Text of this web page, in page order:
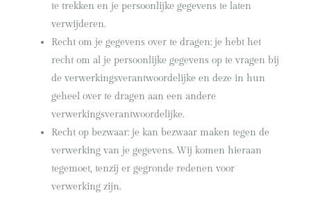
te trekken en je persoonlijke gegevens te laten
verwijderen.
Recht om je gegevens over te dragen: je hebt het
recht om al je persoonlijke gegevens op te vragen bij
de verwerkingsverantwoordelijke en deze in hun
geheel over te dragen aan een andere
verwerkingsverantwoordelijke.
Recht op bezwaar: je kan bezwaar maken tegen de
verwerking van je gegevens. Wij komen hieraan
tegemoet, tenzij er gegronde redenen voor
verwerking zijn.